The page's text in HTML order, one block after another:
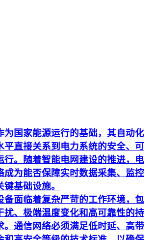
为国家能源运行的基础，其自动化
平直接关系到电力系统的安全、可
行。随着智能电网建设的推进，电
成为能否保障实时数据采集、监控
基础设施。
备面临着复杂严苛的工作环境，包
扰、极端温度变化和高可靠性的持
。通信网络必须满足低时延、高带